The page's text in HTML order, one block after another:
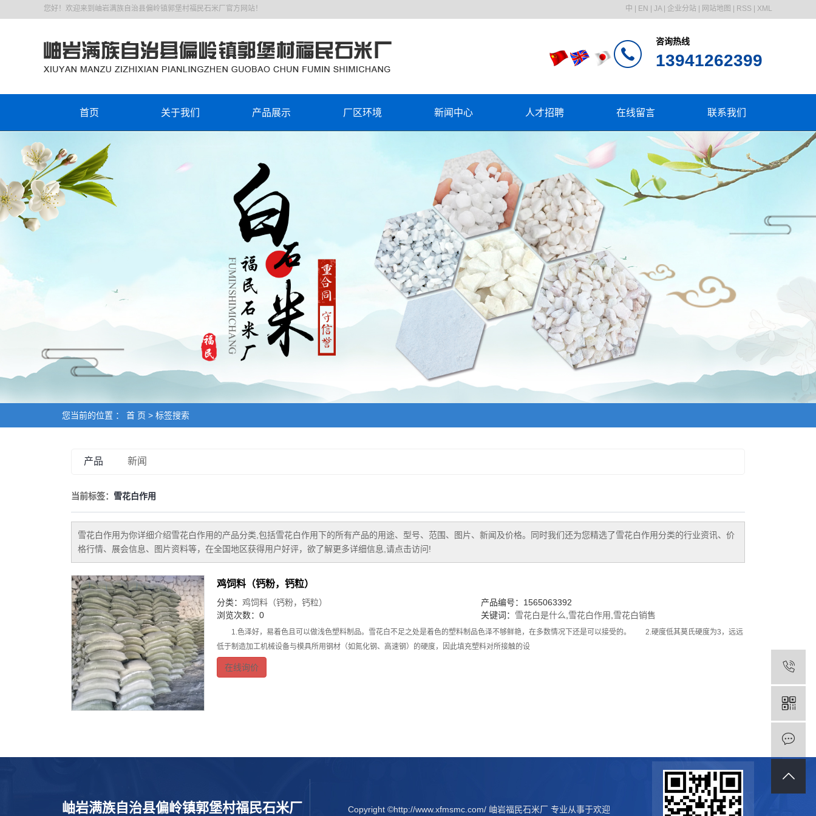
您好！欢迎来到岫岩满族自治县偏岭镇郭堡村福民石米厂官方网站！ 中 EN JA| 企业分站 网站地图 RSS XML
咨询热线
13941262399
首页 关于我们
企业文化
产品展示
白石米
黑石米
绿石米
黄石米
红石米
鸡饲料（钙粉，钙粒）
白砂
鹅卵石（球石）
厂区环境 新闻中心
行业资讯
技术资讯
人才招聘 在线留言 联系我们
您当前的位置 ： 首 页 > 标签搜索
产品 新闻
当前标签： 雪花白作用
雪花白作用为你详细介绍雪花白作用的产品分类,包括雪花白作用下的所有产品的用途、型号、范围、图片、新闻及价格。同时我们还为您精选了雪花白作用分类的行业资讯、价
格行情、展会信息、图片资料等，在全国地区获得用户好评，欲了解更多详细信息,请点击访问!
鸡饲料（钙粉，钙粒）
分类： 鸡饲料（钙粉，钙粒）
产品编号：1565063392
浏览次数：0
关键词： 雪花白是什么 雪花白作用 雪花白销售
1.色泽好，易着色且可以做浅色塑料制品。雪花白不足之处是着色的塑料制品色泽不够鲜艳，在多数情况下还是可以接受的。 2.硬度低其莫氏硬度为3，远远
低于制造加工机械设备与模具所用钢材（如氮化钢、高速钢）的硬度，因此填充塑料对所接触的设
在线询价
岫岩满族自治县偏岭镇郭堡村福民石米厂 Copyright ©http://www.xfmsmc.com/ 岫岩福民石米厂 专业从事于欢迎